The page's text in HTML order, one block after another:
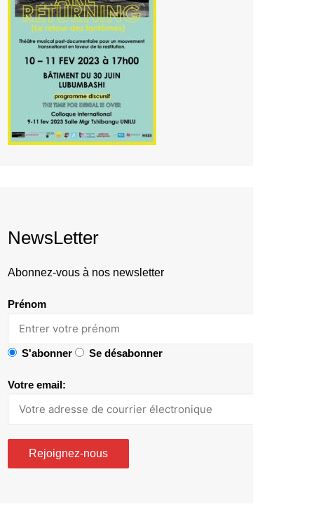
NewsLetter
Abonnez-vous à nos newsletter
Prénom
S'abonner Se désabonner
Votre email: